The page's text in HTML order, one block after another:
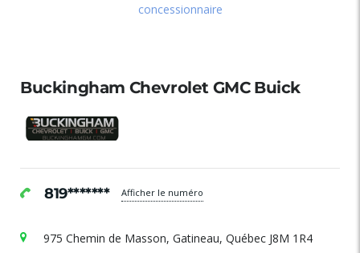
concessionnaire
Buckingham Chevrolet GMC Buick
819******* Afficher le numéro
975 Chemin de Masson, Gatineau, Québec J8M 1R4